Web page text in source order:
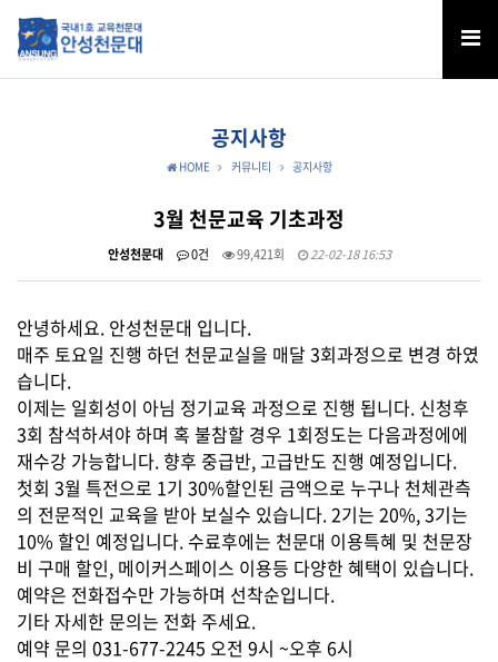
공지사항
HOME 커뮤니티 공지사항
3월 천문교육 기초과정
안성천문대 0건 99,421회 22-02-18 16:53
안녕하세요. 안성천문대 입니다.
매주 토요일 진행 하던 천문교실을 매달 3회과정으로 변경 하였
습니다.
이제는 일회성이 아님 정기교육 과정으로 진행 됩니다. 신청후
3회 참석하셔야 하며 혹 불참할 경우 1회정도는 다음과정에에
재수강 가능합니다. 향후 중급반, 고급반도 진행 예정입니다.
첫회 3월 특전으로 1기 30%할인된 금액으로 누구나 천체관측
의 전문적인 교육을 받아 보실수 있습니다. 2기는 20%, 3기는
10% 할인 예정입니다. 수료후에는 천문대 이용특혜 및 천문장
비 구매 할인, 메이커스페이스 이용등 다양한 혜택이 있습니다.
예약은 전화접수만 가능하며 선착순입니다.
기타 자세한 문의는 전화 주세요.
예약 문의 031-677-2245 오전 9시 ~오후 6시